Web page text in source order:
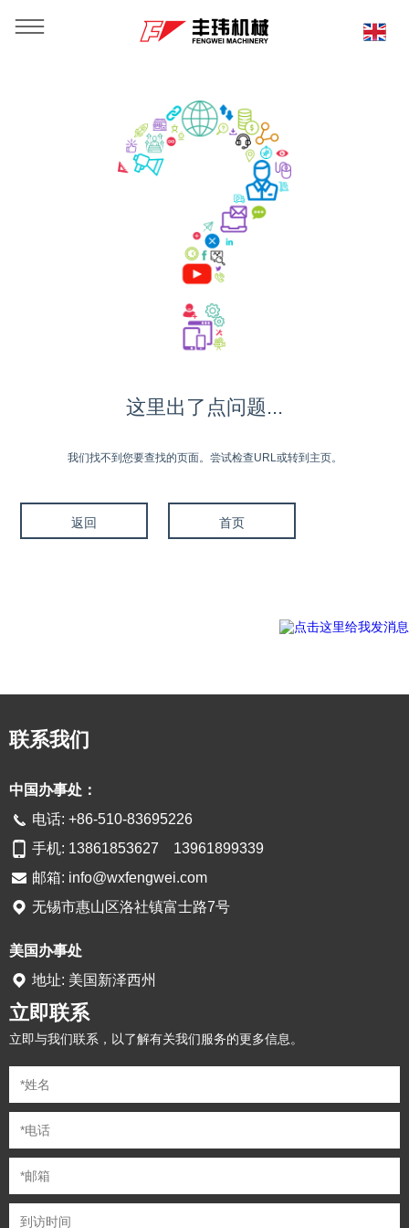
这里出了点问题...
我们找不到您要查找的页面。尝试检查URL或转到主页。
返回 首页
联系我们
中国办事处：
电话: +86-510-83695226
手机: 13861853627 13961899339
邮箱: info@wxfengwei.com
无锡市惠山区洛社镇富士路7号
美国办事处
地址: 美国新泽西州
立即联系
立即与我们联系，以了解有关我们服务的更多信息。